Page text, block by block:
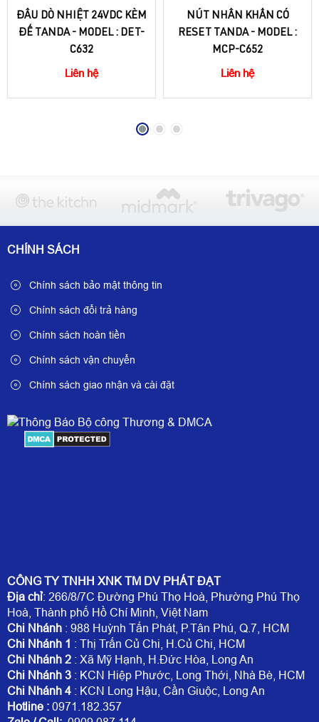
ĐẦU DÒ NHIỆT 24VDC KÈM
ĐẾ TANDA - MODEL : DET-
C632
Liên hệ
NÚT NHẤN KHẨN CÓ
RESET TANDA - MODEL :
MCP-C652
Liên hệ
CÔNG TY TNHH XNK TM DV PHÁT ĐẠT
Địa chỉ: 266/8/7C Đường Phú Thọ Hoà, Phường Phú Thọ
Hoà, Thành phố Hồ Chí Minh, Việt Nam
Chi Nhánh : 988 Huỳnh Tấn Phát, P.Tân Phú, Q.7, HCM
Chi Nhánh 1 : Thị Trấn Củ Chi, H.Củ Chi, HCM
Chi Nhánh 2 : Xã Mỹ Hạnh, H.Đức Hòa, Long An
Chi Nhánh 3 : KCN Hiệp Phước, Long Thới, Nhà Bè, HCM
Chi Nhánh 4 : KCN Long Hậu, Cần Giuộc, Long An
Hotline : 0971.182.357
CHÍNH SÁCH
Chính sách bảo mật thông tin
Chính sách đổi trả hàng
Chính sách hoàn tiền
Chính sách vận chuyển
Chính sách giao nhận và cài đặt